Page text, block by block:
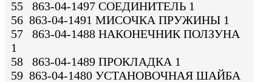
55 863-04-1497 СОЕДИНИТЕЛЬ 1
56 863-04-1491 МИСОЧКА ПРУЖИНЫ 1
57 863-04-1488 НАКОНЕЧНИК ПОЛЗУНА
1
58 863-04-1489 ПРОКЛАДКА 1
59 863-04-1480 УСТАНОВОЧНАЯ ШАЙБА